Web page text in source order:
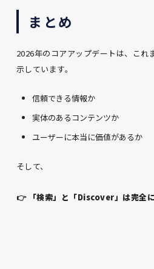
まとめ
2026年のコアアップデートは、これ
示しています。
信頼できる情報か
実体のあるコンテンツか
ユーザーに本当に価値があるか
そして、
👉 「検索」と「Discover」は完全